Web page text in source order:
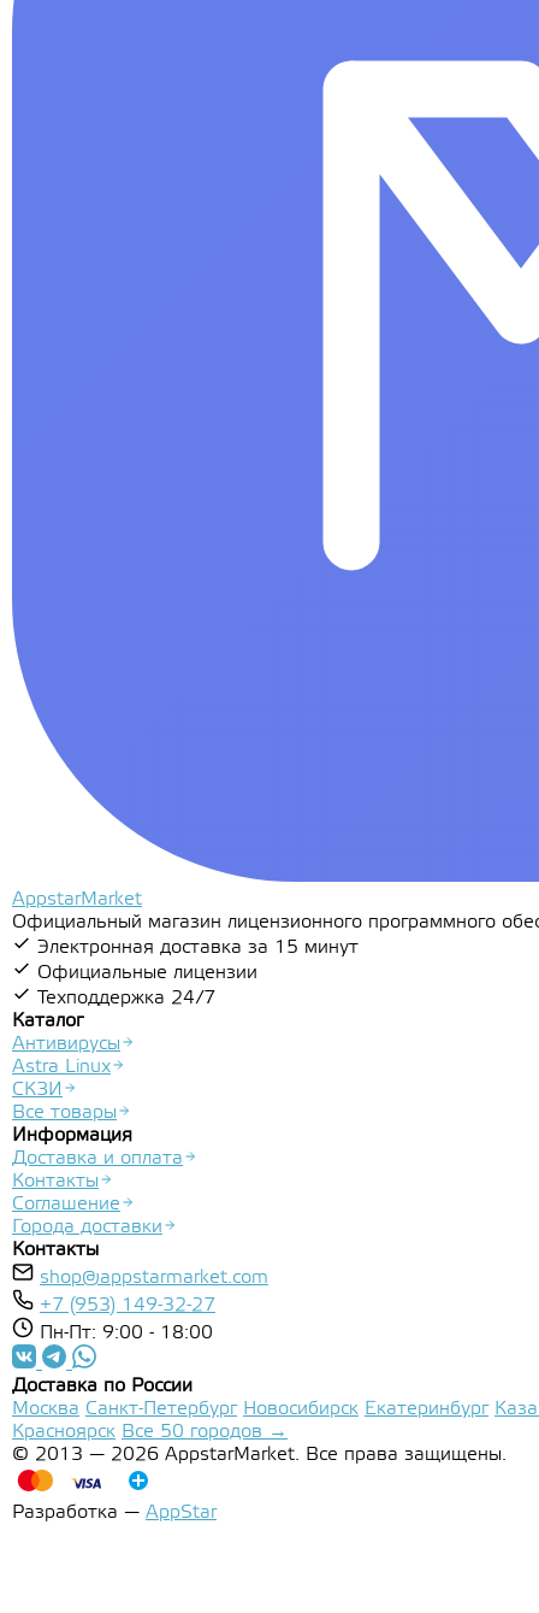
AppstarMarket
Официальный магазин лицензионного программного
Электронная доставка за 15 минут
Официальные лицензии
Техподдержка 24/7
Каталог
Антивирусы
Astra Linux
СКЗИ
Все товары
Информация
Доставка и оплата
Контакты
Соглашение
Города доставки
Контакты
shop@appstarmarket.com
+7 (953) 149-32-27
Пн-Пт: 9:00 - 18:00
Доставка по России
Москва Санкт-Петербург Новосибирск Екатеринбург
Красноярск Все 50 городов →
© 2013 — 2026 AppstarMarket. Все права защищены.
Разработка — AppStar